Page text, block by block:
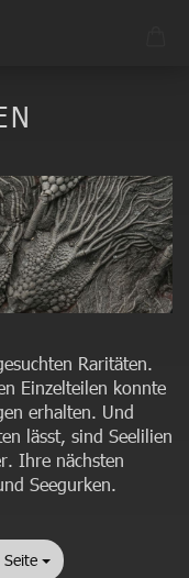
Raritäten.
Einzelteilen konnte
erhalten. Und
lässt, sind Seelilien
Ihre nächsten
Seegurken.